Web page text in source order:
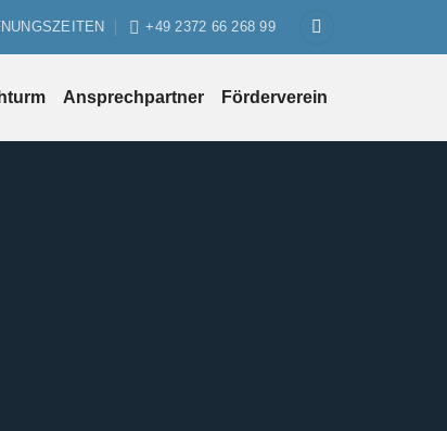
+49 2372 66 268 99
Ansprechpartner Förderverein